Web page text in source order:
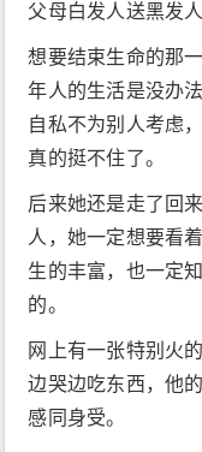
父母白发人送黑发
想要结束生命的那
年人的生活是没办
自私不为别人考虑
真的挺不住了。
后来她还是走了回
人，她一定想要看
生的丰富，也一定
的。
网上有一张特别火
边哭边吃东西，他
感同身受。